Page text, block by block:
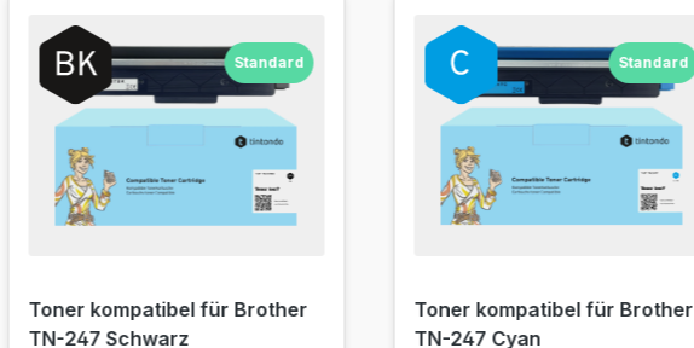
Standard
Toner kompatibel für Brother
TN-247 Schwarz
Standard
Toner kompatibel für Brother
TN-247 Cyan